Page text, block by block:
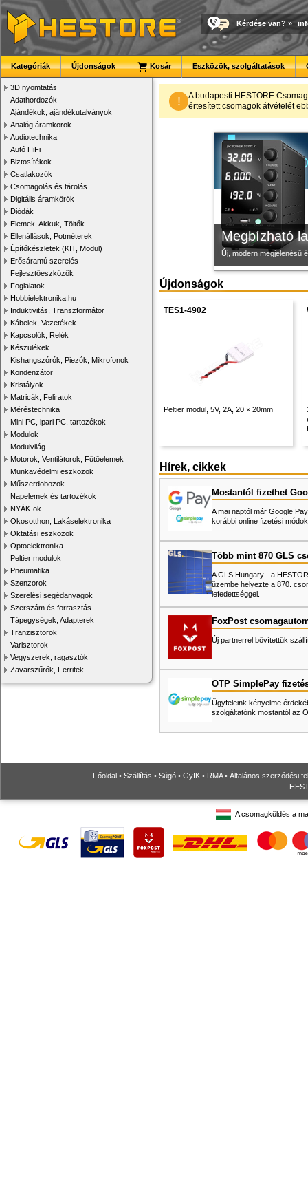
Kérdése van? »
Kategóriák Újdonságok Kosár Eszközök, szolgáltatások
3D nyomtatás
Adathordozók
Ajándékok, ajándékutalványok
Analóg áramkörök
Audiotechnika
Autó HiFi
Biztosítékok
Csatlakozók
Csomagolás és tárolás
Digitális áramkörök
Diódák
Elemek, Akkuk, Töltők
Ellenállások, Potméterek
Építőkészletek (KIT, Modul)
Erősáramú szerelés
Fejlesztőeszközök
Foglalatok
Hobbielektronika.hu
Induktivitás, Transzformátor
Kábelek, Vezetékek
Kapcsolók, Relék
Készülékek
Kishangszórók, Piezók, Mikrofonok
Kondenzátor
Kristályok
Matricák, Feliratok
Méréstechnika
Mini PC, ipari PC, tartozékok
Modulok
Modulvilág
Motorok, Ventilátorok, Fűtőelemek
Munkavédelmi eszközök
Műszerdobozok
Napelemek és tartozékok
NYÁK-ok
Okosotthon, Lakáselektronika
Oktatási eszközök
Optoelektronika
Peltier modulok
Pneumatika
Szenzorok
Szerelési segédanyagok
Szerszám és forrasztás
Tápegységek, Adapterek
Tranzisztorok
Varisztorok
Vegyszerek, ragasztók
Zavarszűrők, Ferritek
!
A budapesti HESTORE
értesített csomagok átvételét
Megbízható
Új, modern megjelenésű
Új PLA
Kiváló árfekvésű, sok
Modulvilág
Fejlesztés, szórakozás
3D nyomtató
Kiváló minőségű,
Újdonságok
TES1-4902
Peltier modul, 5V, 2A, 20 × 20mm
Hírek, cikkek
Mostantól fizethet
A mai naptól már Google
korábbi online fizetési
Több mint 870 GLS
A GLS Hungary - a
üzembe helyezte a 870.
lefedettséggel.
FoxPost
Új partnerrel bővítettük
OTP SimplePay
Ügyfeleink kényelme
szolgáltatónk mostantól az
Főoldal • Szállítás • Súgó • GyIK • RMA• Általános szerződési
A csomagküldés a